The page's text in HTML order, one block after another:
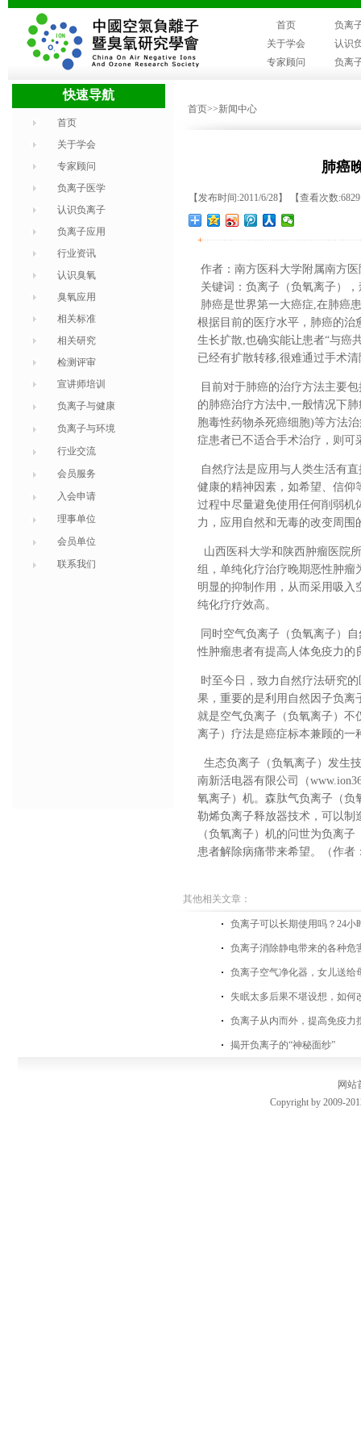
首页
负离
关于学会
认识
专家顾问
负离
快速导航
首页
关于学会
专家顾问
负离子医学
认识负离子
负离子应用
行业资讯
认识臭氧
臭氧应用
相关标准
相关研究
检测评审
宣讲师培训
负离子与健康
负离子与环境
行业交流
会员服务
入会申请
理事单位
会员单位
联系我们
首页>>新闻中心
肺癌
【发布时间:2011/6/28】 【查看次数
+
作者：南方医科大学附属南方
关键词：负离子（负氧离子）
肺癌是世界第一大癌症,在肺癌
根据目前的医疗水平，肺癌的治
生长扩散,也确实能让患者“与癌
已经有扩散转移,很难通过手术
目前对于肺癌的治疗方法主要
的肺癌治疗方法中,一般情况下
胞毒性药物杀死癌细胞)等方法
症患者已不适合手术治疗，则可
自然疗法是应用与人类生活有
健康的精神因素，如希望、信仰
过程中尽量避免使用任何削弱机
力，应用自然和无毒的改变周
山西医科大学和陕西肿瘤医院
组，单纯化疗治疗晚期恶性肿瘤
明显的抑制作用，从而采用吸
纯化疗疗效高。
同时空气负离子（负氧离子）
性肿瘤患者有提高人体免疫力的
时至今日，致力自然疗法研究
果，重要的是利用自然因子负离
就是空气负离子（负氧离子）不
离子）疗法是癌症标本兼顾的一
生态负离子（负氧离子）发生
南新活电器有限公司（
氧离子）机。森肽气负离子（负
勒烯负离子释放器技术，可以制
（负氧离子）机的问世为负离
患者解除病痛带来希望。（作
其他相关文章：
负离子可以长期使用吗？24小
负离子消除静电带来的各种危
负离子空气净化器，女儿送给
失眠太多后果不堪设想，如何
负离子从内而外，提高免疫力
揭开负离子的“神秘面纱”
网站
Copyright by 2009-